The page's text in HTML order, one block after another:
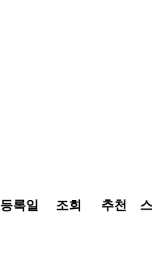
등록일 조회 추천